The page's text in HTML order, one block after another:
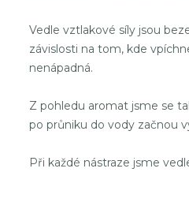
Vedle vztlakové síly jsou
závislosti na tom, kde
nenápadná.
Z pohledu aromat jsme se
po průniku do vody začnou
Při každé nástraze jsme